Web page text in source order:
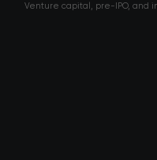
Venture capital, pre-IPO,